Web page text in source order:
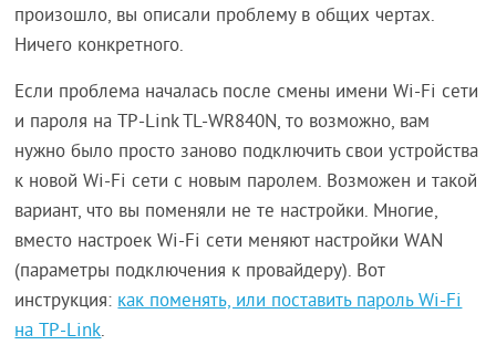
произошло, вы описали проблему в общих чертах.
Ничего конкретного.
Если проблема началась после смены имени Wi-Fi сети
и пароля на TP-Link TL-WR840N, то возможно, вам
нужно было просто заново подключить свои устройства
к новой Wi-Fi сети с новым паролем. Возможен и такой
вариант, что вы поменяли не те настройки. Многие,
вместо настроек Wi-Fi сети меняют настройки WAN
(параметры подключения к провайдеру). Вот
инструкция:как поменять, или поставить пароль Wi-Fi
на TP-Link.